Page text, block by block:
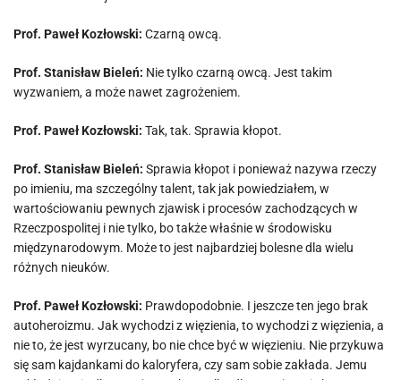
Prof. Paweł Kozłowski: Czarną owcą.
Prof. Stanisław Bieleń: Nie tylko czarną owcą. Jest takim
wyzwaniem, a może nawet zagrożeniem.
Prof. Paweł Kozłowski: Tak, tak. Sprawia kłopot.
Prof. Stanisław Bieleń: Sprawia kłopot i ponieważ nazywa rzeczy
po imieniu, ma szczególny talent, tak jak powiedziałem, w
wartościowaniu pewnych zjawisk i procesów zachodzących w
Rzeczpospolitej i nie tylko, bo także właśnie w środowisku
międzynarodowym. Może to jest najbardziej bolesne dla wielu
różnych nieuków.
Prof. Paweł Kozłowski: Prawdopodobnie. I jeszcze ten jego brak
autoheroizmu. Jak wychodzi z więzienia, to wychodzi z więzienia, a
nie to, że jest wyrzucany, bo nie chce być w więzieniu. Nie przykuwa
się sam kajdankami do kaloryfera, czy sam sobie zakłada. Jemu